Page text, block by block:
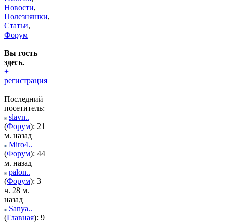
Новости,
Полезняшки,
Статьи,
Форум
Вы гость
здесь.
+
регистрация
Последний
посетитель:
slavn..
(Форум): 21
м. назад
Miro4..
(Форум): 44
м. назад
palon..
(Форум): 3
ч. 28 м.
назад
Sanya..
(Главная): 9